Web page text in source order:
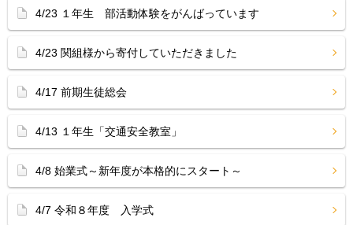
4/23 １年生 部活動体験をがんばっています
4/23 関組様から寄付していただきました
4/17 前期生徒総会
4/13 １年生「交通安全教室」
4/8 始業式～新年度が本格的にスタート～
4/7 令和８年度 入学式